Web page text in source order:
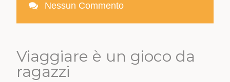
Nessun Commento
Viaggiare è un gioco da
ragazzi